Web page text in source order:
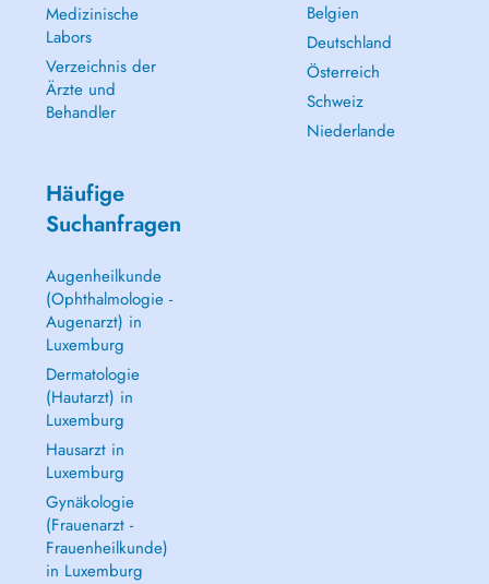
Medizinische
Labors
Verzeichnis der
Ärzte und
Behandler
Belgien
Deutschland
Österreich
Schweiz
Niederlande
Häufige
Suchanfragen
Augenheilkunde
(Ophthalmologie -
Augenarzt) in
Luxemburg
Dermatologie
(Hautarzt) in
Luxemburg
Hausarzt in
Luxemburg
Gynäkologie
(Frauenarzt -
Frauenheilkunde)
in Luxemburg